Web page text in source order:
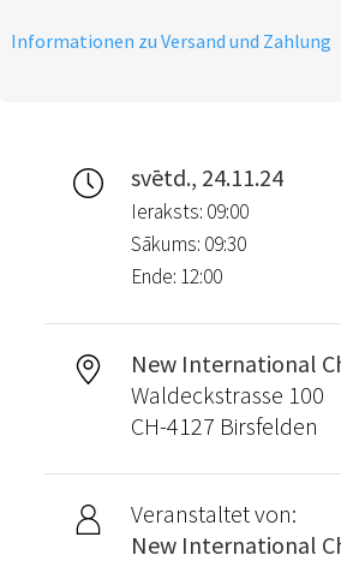
Informationen zu Versand und Zahlung
svētd., 24.11.24
Ieraksts: 09:00
Sākums: 09:30
Ende: 12:00
New International
Waldeckstrasse 100
CH-4127 Birsfelden
Veranstaltet von:
New International